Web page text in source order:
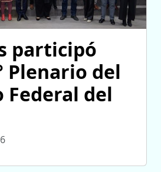
participó
Plenario del
Federal del